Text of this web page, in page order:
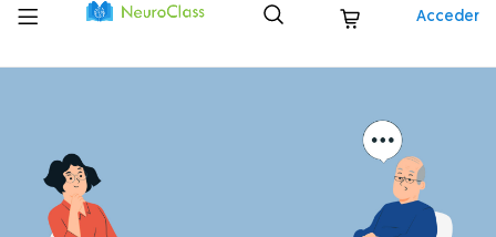
Toggle
menu
Acceder